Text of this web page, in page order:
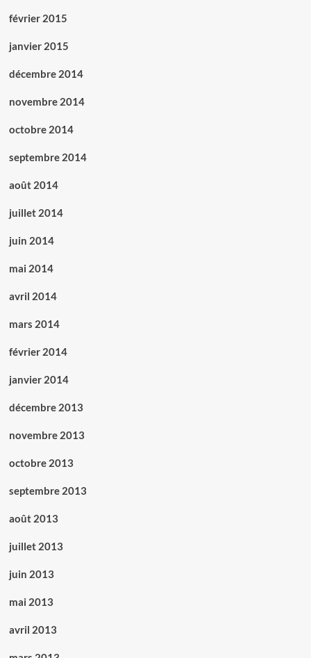
février 2015
janvier 2015
décembre 2014
novembre 2014
octobre 2014
septembre 2014
août 2014
juillet 2014
juin 2014
mai 2014
avril 2014
mars 2014
février 2014
janvier 2014
décembre 2013
novembre 2013
octobre 2013
septembre 2013
août 2013
juillet 2013
juin 2013
mai 2013
avril 2013